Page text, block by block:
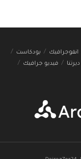
انفوجرافيك
بودكاست
فيديو جرافيك